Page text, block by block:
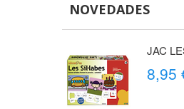
NOVEDADES
JAC
8,95